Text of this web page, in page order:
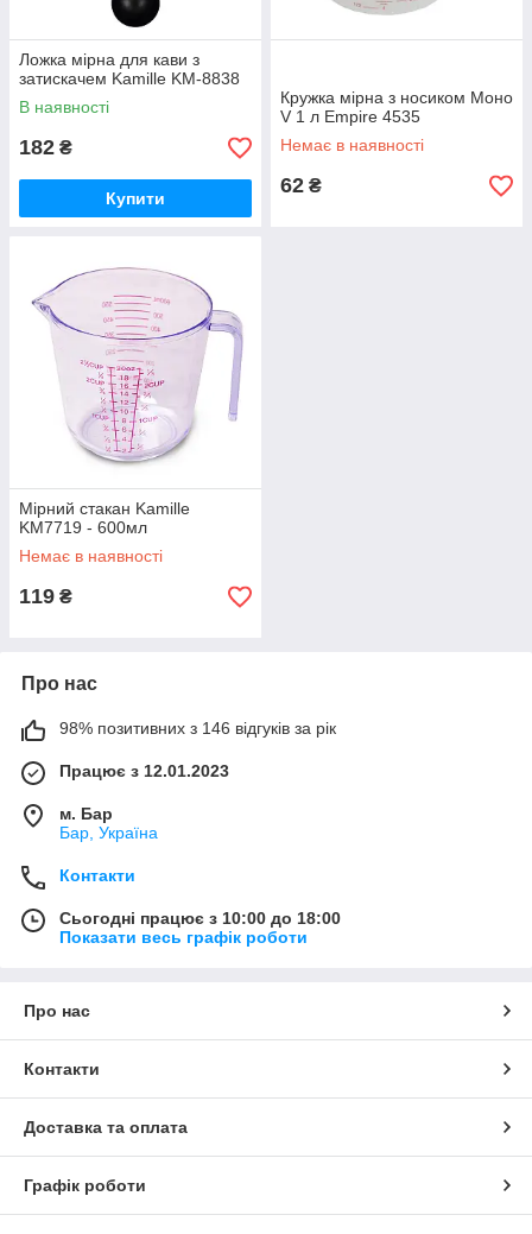
Ложка мірна для кави з
затискачем Kamille KM-8838
В наявності
182 ₴
Купити
Кружка мірна з носиком Моно
V 1 л Empire 4535
Немає в наявності
62 ₴
Мірний стакан Kamille
KM7719 - 600мл
Немає в наявності
119 ₴
Про нас
98% позитивних з 146 відгуків за рік
Працює з 12.01.2023
м. Бар
Бар, Україна
Контакти
Сьогодні працює з 10:00 до 18:00
Показати весь графік роботи
Про нас
Контакти
Доставка та оплата
Графік роботи